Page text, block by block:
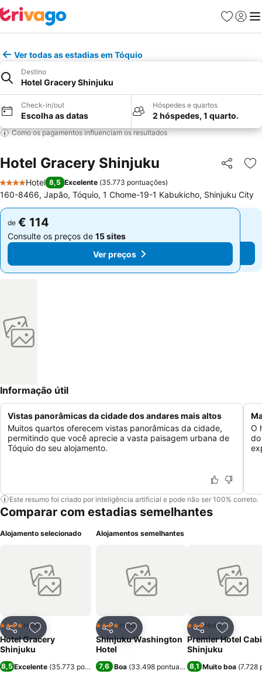
Favoritos
Iniciar
Ver todas as estadias em Tóquio
Destino
Hotel Gracery Shinjuku
Check-in/out
Escolha as datas
Hóspedes e quartos
2 hóspedes, 1 quarto.
Como os pagamentos influenciam os resultados
Hotel Gracery Shinjuku Partilhar
4 Estrelas
Hotel 8,5 Excelente (35.773 pontuações)
160-8466, Japão, Tóquio, 1 Chome-19-1 Kabukicho, Shinjuku City
de € 114
Consulte os preços de 15 sites
Ver preços
de € 114
Consulte os preços de 15 sites
Ver preços
Informação útil
Vistas panorâmicas da cidade dos andares mais altos
Muitos quartos oferecem vistas panorâmicas da cidade,
permitindo que você aprecie a vasta paisagem urbana de
Tóquio do seu alojamento.
O
Este resumo foi criado por inteligência artificial e pode não ser 100% correto.
Comparar com estadias semelhantes
Alojamento selecionado
PartilharAdicionar aos favoritos
4 EstrelasHotel
Hotel Gracery
Shinjuku
8,5 Excelente (35.773 pontuações)
Alojamentos semelhantes
PartilharAdicionar aos favoritos
4 EstrelasHotel
Shinjuku Washington
Hotel
7,6 Boa (33.498 pontuações)
Partilhar
3 Estrelas
Hotel
Premier Hotel
Shinjuku
8,1 Muito boa (7.728